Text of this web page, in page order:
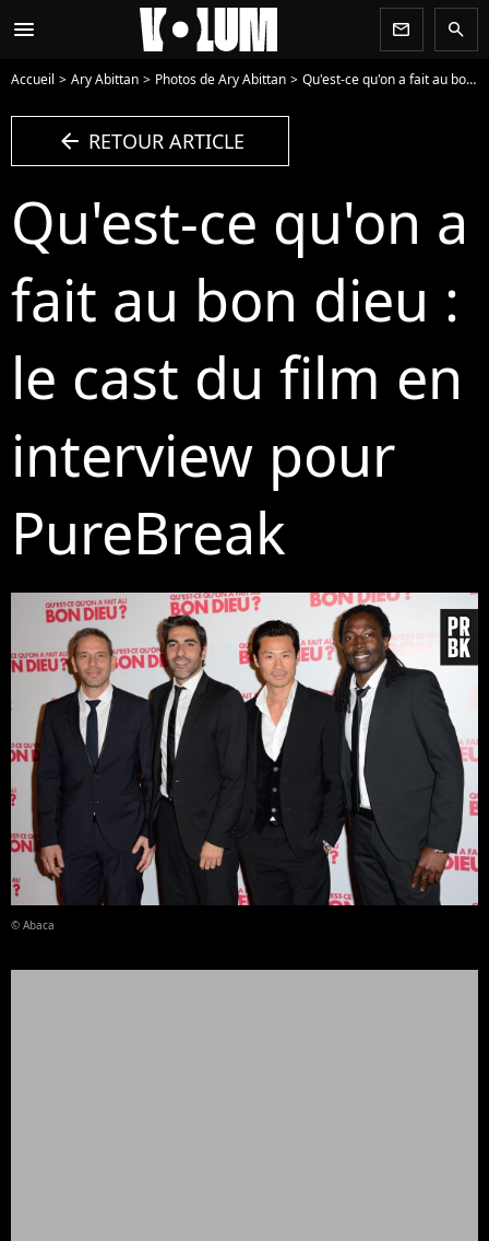
menu newsletter search
Accueil Ary Abittan Photos de Ary Abittan Qu'est-ce qu'on a fait au bon dieu : le cast du film en interview pour PureBreak - Photo
arrow_left RETOUR ARTICLE
Qu'est-ce qu'on a
fait au bon dieu :
le cast du film en
interview pour
PureBreak
© Abaca